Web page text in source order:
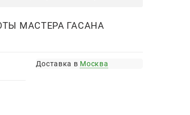
МАСТЕРА ГАСАНА
Доставка в Москва